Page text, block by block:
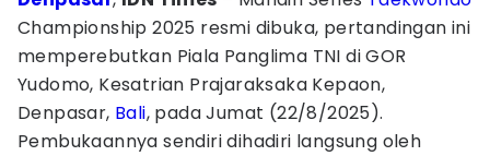
Championship 2025 resmi dibuka, pertandingan ini
memperebutkan Piala Panglima TNI di GOR
Yudomo, Kesatrian Prajaraksaka Kepaon,
Denpasar, Bali, pada Jumat (22/8/2025).
Pembukaannya sendiri dihadiri langsung oleh